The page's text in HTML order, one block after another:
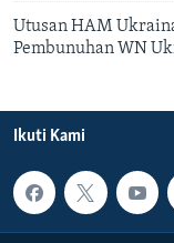
Utusan HAM
Pembunuhan WN
Ikuti Kami